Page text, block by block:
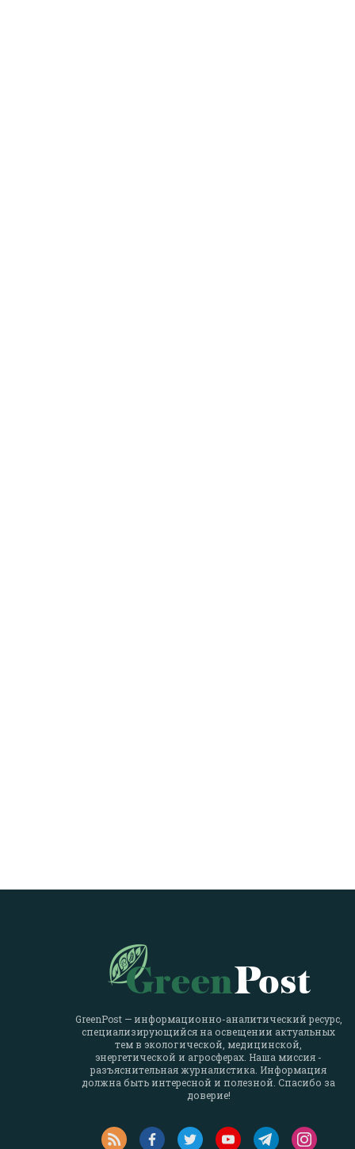
GreenPost — информационно-аналитический ресурс,
специализирующийся на освещении актуальных
тем в экологической, медицинской,
энергетической и агросферах. Наша миссия -
разъяснительная журналистика. Информация
должна быть интересной и полезной. Спасибо за
доверие!